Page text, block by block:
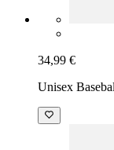
34,99 €
Unisex